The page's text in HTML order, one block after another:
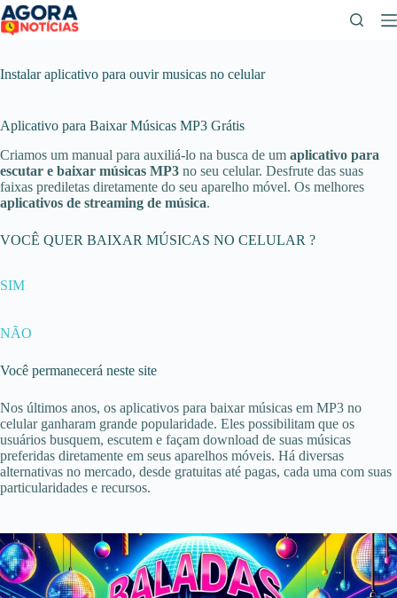
Pular
para
o
Instalar aplicativo para ouvir musicas no celular
Aplicativo para Baixar Músicas MP3 Grátis
Criamos um manual para auxiliá-lo na busca de um aplicativo para
escutar e baixar músicas MP3 no seu celular. Desfrute das suas
faixas prediletas diretamente do seu aparelho móvel. Os melhores
aplicativos de streaming de música.
VOCÊ QUER BAIXAR MÚSICAS NO CELULAR ?
SIM
NÃO
Você permanecerá neste site
Nos últimos anos, os aplicativos para baixar músicas em MP3 no
celular ganharam grande popularidade. Eles possibilitam que os
usuários busquem, escutem e façam download de suas músicas
preferidas diretamente em seus aparelhos móveis. Há diversas
alternativas no mercado, desde gratuitas até pagas, cada uma com suas
particularidades e recursos.